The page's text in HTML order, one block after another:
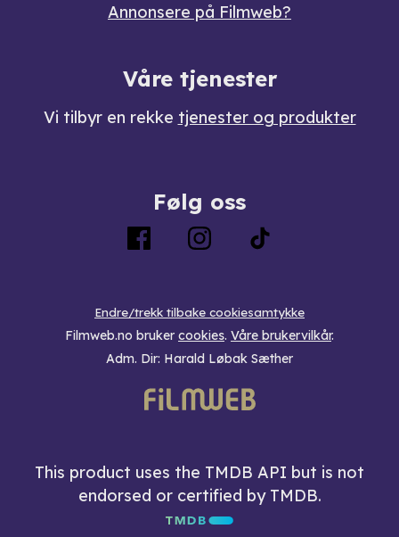
Annonsere på Filmweb?
Våre tjenester
Vi tilbyr en rekke tjenester og produkter
Følg oss
Endre/trekk tilbake cookiesamtykke
Filmweb.no bruker cookies. Våre brukervilkår.
Adm. Dir: Harald Løbak Sæther
This product uses the TMDB API but is not
endorsed or certified by TMDB.